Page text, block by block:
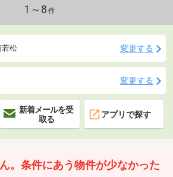
ｒｅｓｔｉｇｅ－ｈｎｅｔ」でＩＤ検
1～8 件
松 変更する
変更する
新着メールを受
取る
アプリで探す
。条件にあう物件が少なかった